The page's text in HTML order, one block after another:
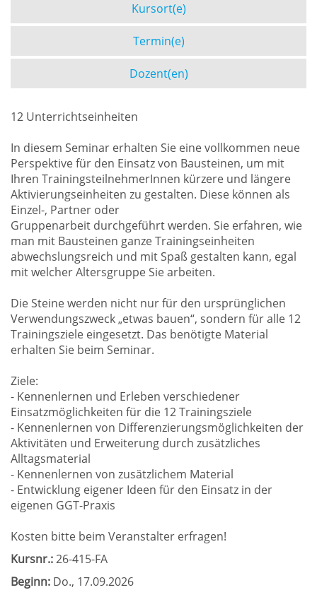
Kursort(e)
Termin(e)
Dozent(en)
12 Unterrichtseinheiten
In diesem Seminar erhalten Sie eine vollkommen neue
Perspektive für den Einsatz von Bausteinen, um mit
Ihren TrainingsteilnehmerInnen kürzere und längere
Aktivierungseinheiten zu gestalten. Diese können als
Einzel-, Partner oder
Gruppenarbeit durchgeführt werden. Sie erfahren, wie
man mit Bausteinen ganze Trainingseinheiten
abwechslungsreich und mit Spaß gestalten kann, egal
mit welcher Altersgruppe Sie arbeiten.
Die Steine werden nicht nur für den ursprünglichen
Verwendungszweck „etwas bauen“, sondern für alle 12
Trainingsziele eingesetzt. Das benötigte Material
erhalten Sie beim Seminar.
Ziele:
- Kennenlernen und Erleben verschiedener
Einsatzmöglichkeiten für die 12 Trainingsziele
- Kennenlernen von Differenzierungsmöglichkeiten der
Aktivitäten und Erweiterung durch zusätzliches
Alltagsmaterial
- Kennenlernen von zusätzlichem Material
- Entwicklung eigener Ideen für den Einsatz in der
eigenen GGT-Praxis
Kosten bitte beim Veranstalter erfragen!
Kursnr.:26-415-FA
Beginn: Do., 17.09.2026